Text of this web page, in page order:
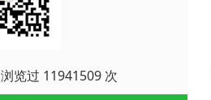
览过 11941509 次